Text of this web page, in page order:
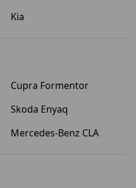
Kia
Cupra Formentor
Skoda Enyaq
Mercedes-Benz CLA